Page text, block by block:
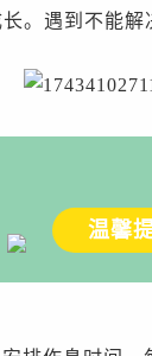
。遇到不能
温馨